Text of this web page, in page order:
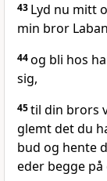
43 Lyd nu mitt
min bror
44og bli hos
sig,
45til din brors
glemt det du
bud og hente
eder begge på